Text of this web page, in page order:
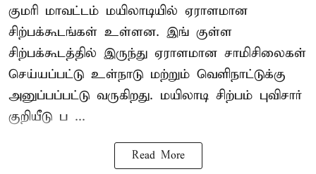
குமரி மாவட்டம் மயிலாடியில் ஏராளமான
சிற்பக்கூடங்கள் உள்ளன. இங் குள்ள
சிற்பக்கூடத்தில் இருந்து ஏராளமான சாமிசிலைகள்
செய்யப்பட்டு உள்நாடு மற்றும் வெளிநாட்டுக்கு
அனுப்பப்பட்டு வருகிறது. மயிலாடி சிற்பம் புவிசார்
குறியீடு ப ...
Read More